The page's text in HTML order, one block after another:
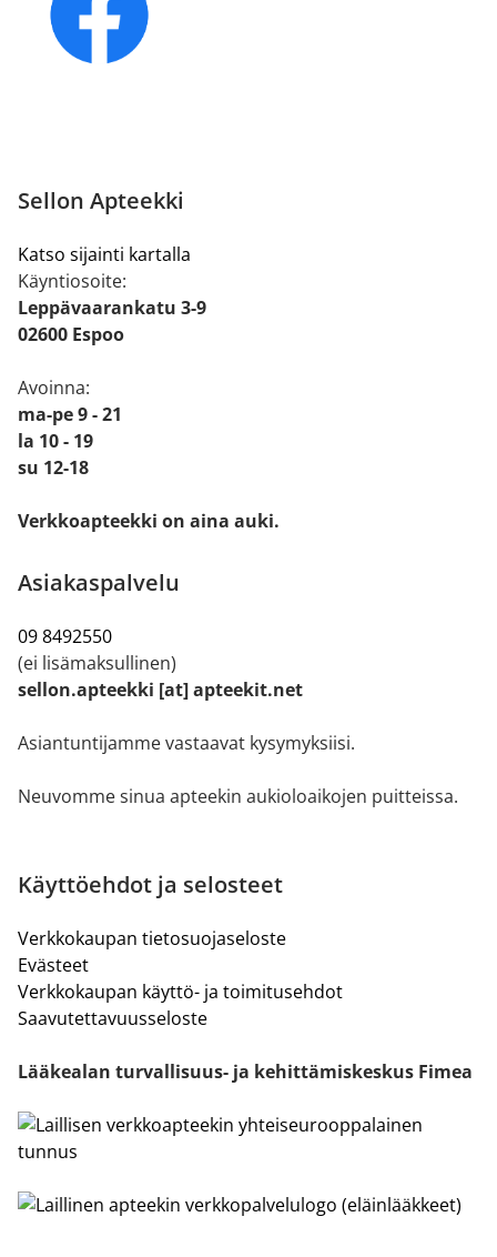
Sellon Apteekki
Katso sijainti kartalla
Käyntiosoite:
Leppävaarankatu 3-9
02600 Espoo
Avoinna:
ma-pe 9 - 21
la 10 - 19
su 12-18
Verkkoapteekki on aina auki.
Asiakaspalvelu
09 8492550
(ei lisämaksullinen)
sellon.apteekki [at] apteekit.net
Asiantuntijamme vastaavat kysymyksiisi.
Neuvomme sinua apteekin aukioloaikojen puitteissa.
Käyttöehdot ja selosteet
Verkkokaupan tietosuojaseloste
Evästeet
Verkkokaupan käyttö- ja toimitusehdot
Saavutettavuusseloste
Lääkealan turvallisuus- ja kehittämiskeskus Fimea